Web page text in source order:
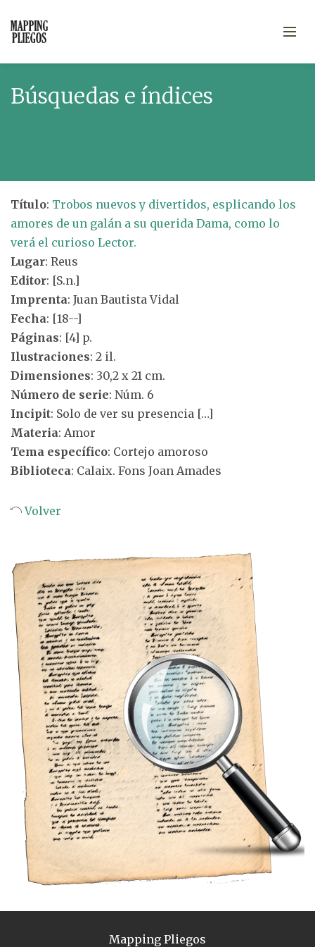
Búsquedas e índices
Título: Trobos nuevos y divertidos, esplicando los
amores de un galán a su querida Dama, como lo
verá el curioso Lector.
Lugar: Reus
Editor: [S.n.]
Imprenta: Juan Bautista Vidal
Fecha: [18--]
Páginas: [4] p.
Ilustraciones: 2 il.
Dimensiones: 30,2 x 21 cm.
Número de serie: Núm. 6
Incipit: Solo de ver su presencia […]
Materia: Amor
Tema específico: Cortejo amoroso
Biblioteca: Calaix. Fons Joan Amades
Volver
Mapping Pliegos